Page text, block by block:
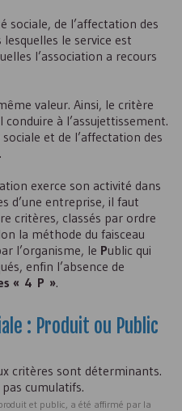
de l’affectation des
le service est
l’association a recours
valeur. Ainsi, le critère
à l’assujettissement.
et de l’affectation des
exerce son activité dans
d’une entreprise, il faut
critères, classés par ordre
la méthode du faisceau
l’organisme, le Public qui
enfin l’absence de
« 4 P ».
: Produit ou Public
critères sont déterminants.
cumulatifs.
et public, a été affirmé par la